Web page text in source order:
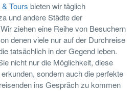
Tours bieten wir täglich
und andere Städte der
ziehen eine Reihe von Besuchern
denen viele nur auf der Durchreise
tatsächlich in der Gegend leben.
nicht nur die Möglichkeit, diese
sondern auch die perfekte
ins Gespräch zu kommen